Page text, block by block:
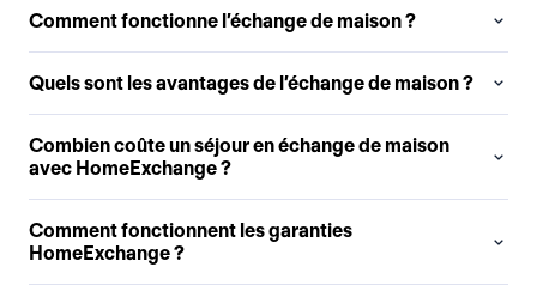
Comment fonctionne l’échange de maison ?
Quels sont les avantages de l’échange de maison ?
Combien coûte un séjour en échange de maison
avec HomeExchange ?
Comment fonctionnent les garanties
HomeExchange ?